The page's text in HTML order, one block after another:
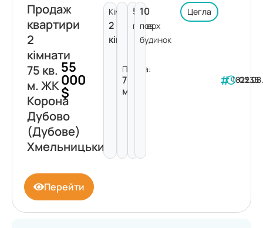
Продаж
квартири
2
кімнати
75 кв.
м. ЖК
Корона
Дубово
(Дубове)
Хмельницький
55
000
$
Кімнат:
2
кімнати
Площа:
75
м²
5
поверх
10
пов.
будинок
Цегла
182235
Перейти